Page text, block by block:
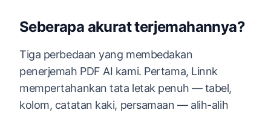
Seberapa akurat terjemahannya?
Tiga perbedaan yang membedakan
penerjemah PDF AI kami. Pertama, Linnk
mempertahankan tata letak penuh — tabel,
kolom, catatan kaki, persamaan — alih-alih